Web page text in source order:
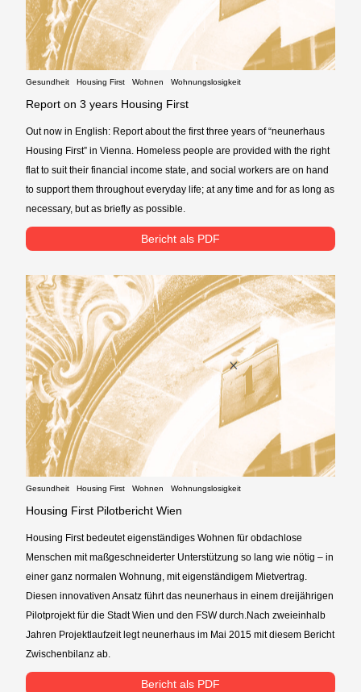
Gesundheit Housing First Wohnen Wohnungslosigkeit
Report on 3 years Housing First
Out now in English: Report about the first three years of “neunerhaus
Housing First” in Vienna. Homeless people are provided with the right
flat to suit their financial income state, and social workers are on hand
to support them throughout everyday life; at any time and for as long as
necessary, but as briefly as possible.
Bericht als PDF
Gesundheit Housing First Wohnen Wohnungslosigkeit
Housing First Pilotbericht Wien
Housing First bedeutet eigenständiges Wohnen für obdachlose
Menschen mit maßgeschneiderter Unterstützung so lang wie nötig – in
einer ganz normalen Wohnung, mit eigenständigem Mietvertrag.
Diesen innovativen Ansatz führt das neunerhaus in einem dreijährigen
Pilotprojekt für die Stadt Wien und den FSW durch.Nach zweieinhalb
Jahren Projektlaufzeit legt neunerhaus im Mai 2015 mit diesem Bericht
Zwischenbilanz ab.
Bericht als PDF